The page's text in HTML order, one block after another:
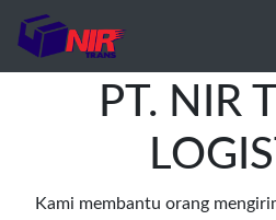
PT. NIR
Kami membantu orang